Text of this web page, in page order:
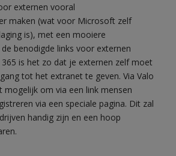
externen vooral
maken (wat voor Microsoft zelf
is), met een mooiere
benodigde links voor externen
is het zo dat je externen zelf moet
tot het extranet te geven. Via Valo
mogelijk om via een link mensen
via een speciale pagina. Dit zal
handig zijn en een hoop